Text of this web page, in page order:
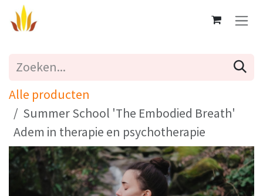
Overslaan naar inhoud
Alle producten
Summer School 'The Embodied Breath'
Adem in therapie en psychotherapie